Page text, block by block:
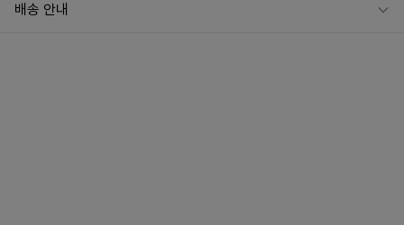
배송 안내